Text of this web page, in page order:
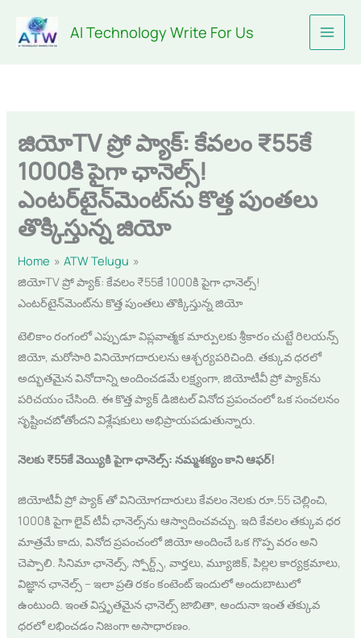
content
AI Technology Write For Us
జియోTV ప్రో ప్యాక్: కేవలం ₹55కే
1000కి పైగా ఛానెల్స్!
ఎంటర్‌టైన్‌మెంట్‌ను కొత్త పుంతలు
తొక్కిస్తున్న జియో
Home
ATW Telugu
జియోTV ప్రో ప్యాక్: కేవలం ₹55కే 1000కి పైగా ఛానెల్స్!
ఎంటర్‌టైన్‌మెంట్‌ను కొత్త పుంతలు తొక్కిస్తున్న జియో
టెలికాం రంగంలో ఎప్పుడూ విప్లవాత్మక మార్పులకు శ్రీకారం చుట్టే రిలయన్స్
జియో, మరోసారి వినియోగదారులను ఆశ్చర్యపరిచింది. తక్కువ ధరలో
అద్భుతమైన వినోదాన్ని అందించడమే లక్ష్యంగా, జియోటీవీ ప్రో ప్యాక్‌ను
పరిచయం చేసింది. ఈ కొత్త ప్యాక్ డిజిటల్ వినోద ప్రపంచంలో ఒక సంచలనం
సృష్టించబోతోందని విశ్లేషకులు అభిప్రాయపడుతున్నారు.
నెలకు ₹55కే వెయ్యికి పైగా ఛానెల్స్: నమ్మశక్యం కాని ఆఫర్!
జియోటీవీ ప్రో ప్యాక్ తో వినియోగదారులు కేవలం నెలకు రూ.55 చెల్లించి,
1000కి పైగా లైవ్ టీవీ ఛానెల్స్‌ను ఆస్వాదించవచ్చు. ఇది కేవలం తక్కువ ధర
మాత్రమే కాదు, వినోద ప్రపంచంలో జియో అందించే ఒక గొప్ప వరం అని
చెప్పాలి. సినిమా ఛానెల్స్, స్పోర్ట్స్, వార్తలు, మ్యూజిక్, పిల్లల కార్యక్రమాలు,
విజ్ఞాన ఛానెల్స్ – ఇలా ప్రతి రకం కంటెంట్ ఇందులో అందుబాటులో
ఉంటుంది. ఇంత విస్తృతమైన ఛానెల్స్ జాబితా, అందునా ఇంత తక్కువ
ధరలో లభించడం నిజంగా అసాధారణం.